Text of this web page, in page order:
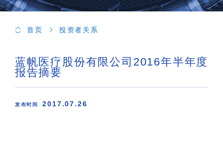
首页 投资者关系
蓝帆医疗股份有限公司2016年半年度
报告摘要
发布时间 2017.07.26